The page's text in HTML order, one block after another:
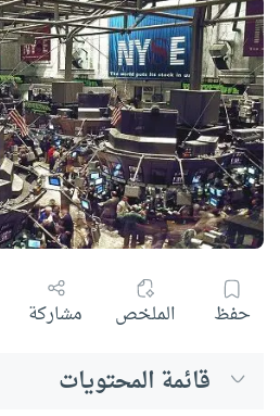
حفظ الملخص مشاركة
قائمة المحتويات